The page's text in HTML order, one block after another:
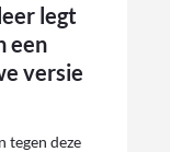
legt
een
versie
tegen deze